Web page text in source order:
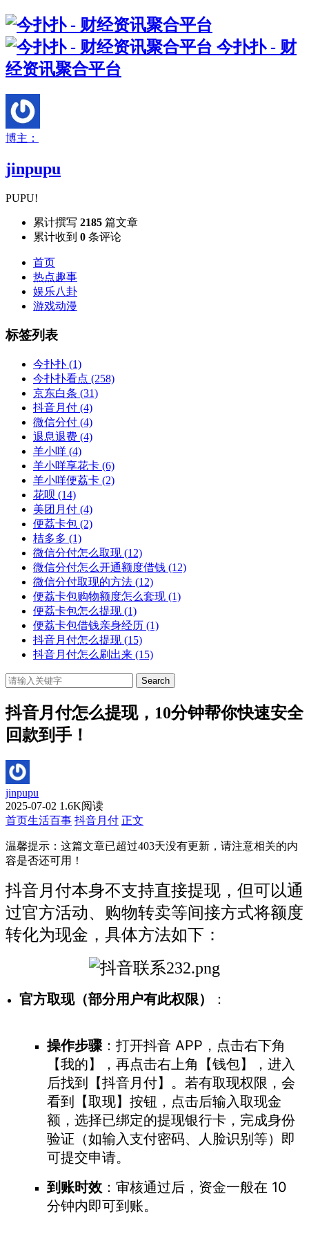
今扑扑 - 财
经资讯聚合平台
博主：
jinpupu
PUPU!
累计撰写 2185 篇文章
累计收到 0 条评论
首页
热点趣事
娱乐八卦
游戏动漫
标签列表
今扑扑 (1)
今扑扑看点 (258)
京东白条 (31)
抖音月付 (4)
微信分付 (4)
退息退费 (4)
羊小咩 (4)
羊小咩享花卡 (6)
羊小咩便荔卡 (2)
花呗 (14)
美团月付 (4)
便荔卡包 (2)
桔多多 (1)
微信分付怎么取现 (12)
微信分付怎么开通额度借钱 (12)
微信分付取现的方法 (12)
便荔卡包购物额度怎么套现 (1)
便荔卡包怎么提现 (1)
便荔卡包借钱亲身经历 (1)
抖音月付怎么提现 (15)
抖音月付怎么刷出来 (15)
Search
抖音月付怎么提现，10分钟帮你快速安全
回款到手！
jinpupu
2025-07-02 1.6K阅读
首页生活百事 抖音月付 正文
温馨提示：这篇文章已超过403天没有更新，请注意相关的内
容是否还可用！
抖音月付本身不支持直接提现，但可以通
过官方活动、购物转卖等间接方式将额度
转化为现金，具体方法如下：
官方取现（部分用户有此权限） ：
操作步骤：打开抖音 APP，点击右下角
【我的】，再点击右上角【钱包】，进入
后找到【抖音月付】。若有取现权限，会
看到【取现】按钮，点击后输入取现金
额，选择已绑定的提现银行卡，完成身份
验证（如输入支付密码、人脸识别等）即
可提交申请。
到账时效 ：审核通过后，资金一般在 10
分钟内即可到账。